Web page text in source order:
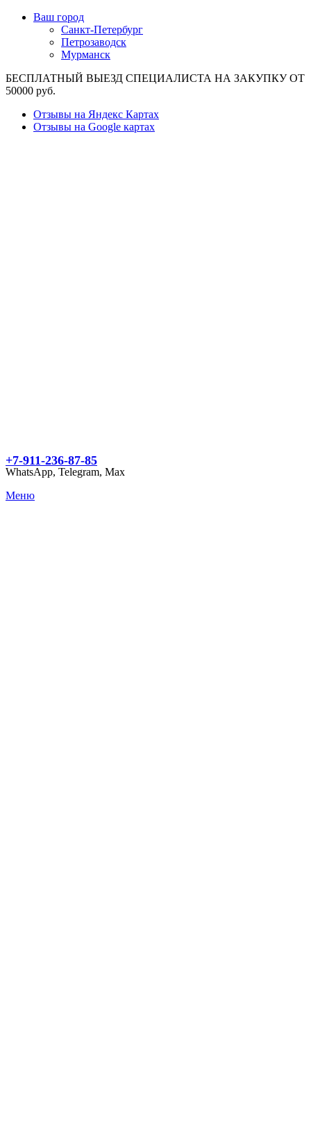
Ваш город
Санкт-Петербург
Петрозаводск
Мурманск
БЕСПЛАТНЫЙ ВЫЕЗД СПЕЦИАЛИСТА НА ЗАКУПКУ ОТ
50000 руб.
Отзывы на Яндекс Картах
Отзывы на Google картах
+7-911-236-87-85
WhatsApp, Telegram, Max
Меню